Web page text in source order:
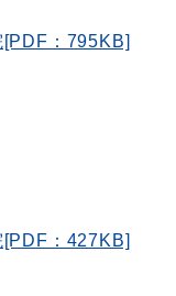
[PDF：795KB]
：427KB]